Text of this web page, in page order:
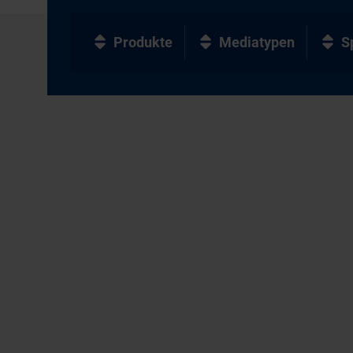
Produkte Mediatypen